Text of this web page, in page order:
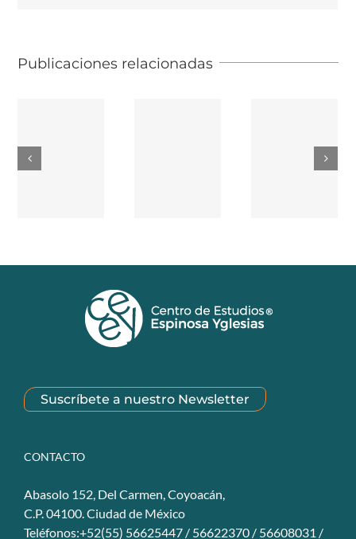
Publicaciones relacionadas
Suscríbete a nuestro Newsletter
CONTACTO
Abasolo 152, Del Carmen, Coyoacán,
C.P. 04100. Ciudad de México
Teléfonos:+52(55) 56625447 / 56622370 / 56608031 /